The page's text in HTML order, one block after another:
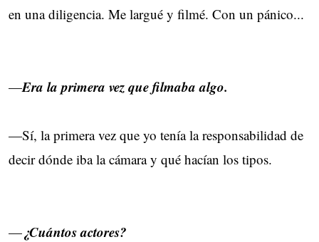
en una diligencia. Me largué y filmé. Con un pánico...
—Era la primera vez que filmaba algo.
—Sí, la primera vez que yo tenía la responsabilidad de
decir dónde iba la cámara y qué hacían los tipos.
—¿Cuántos actores?